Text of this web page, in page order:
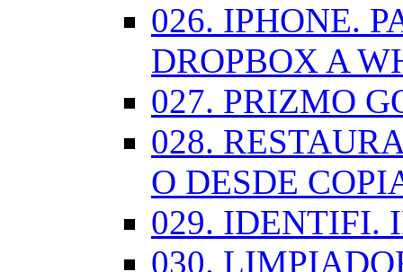
026. IPHONE.
DROPBOX A
027. PRIZMO
028.
O DESDE
029. IDENTIFI.
030.